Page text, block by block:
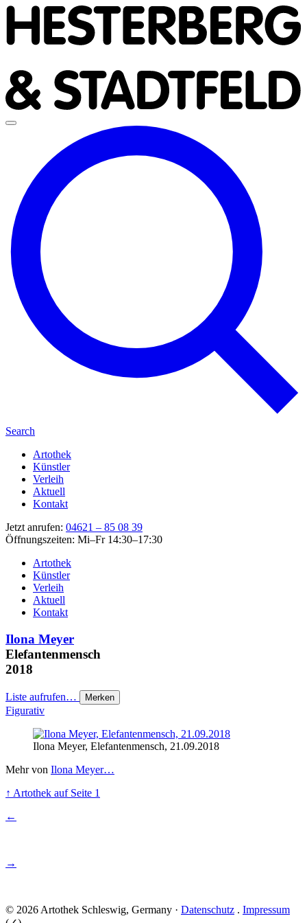
Search
Artothek
Künstler
Verleih
Aktuell
Kontakt
Jetzt anrufen: 04621 – 85 08 39
Öffnungszeiten: Mi–Fr 14:30–17:30
Artothek
Künstler
Verleih
Aktuell
Kontakt
Ilona Meyer
Elefantenmensch
2018
Liste aufrufen… Merken
Figurativ
Ilona Meyer, Elefantenmensch, 21.09.2018
Mehr von Ilona Meyer…
↑ Artothek auf Seite 1
←
→
© 2026 Artothek Schleswig, Germany · Datenschutz . Impressum